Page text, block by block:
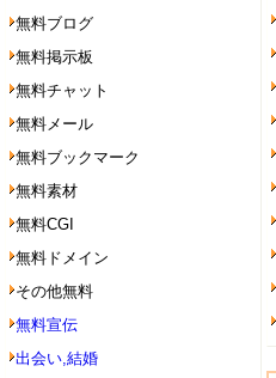
無料ブログ
無料掲示板
無料チャット
無料メール
無料ブックマーク
無料素材
無料CGI
無料ドメイン
その他無料
無料宣伝
出会い,結婚